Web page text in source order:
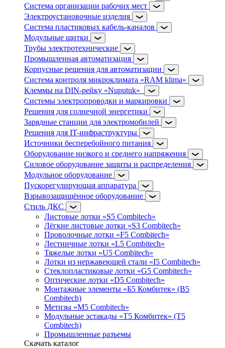
Система организации рабочих мест
Электроустановочные изделия
Система пластиковых кабель-каналов
Модульные щитки
Трубы электротехнические
Промышленная автоматизация
Корпусные решения для автоматизации
Система контроля микроклимата «RAM klima»
Клеммы на DIN-рейку «Nuputuk»
Системы электропроводки и маркировки
Решения для солнечной энергетики
Зарядные станции для электромобилей
Решения для IT-инфраструктуры
Источники бесперебойного питания
Оборудование низкого и среднего напряжения
Силовое оборудование защиты и распределения
Модульное оборудование
Пускорегулирующая аппаратура
Взрывозащищённое оборудование
Стиль ДКС
Листовые лотки «S5 Combitech»
Лёгкие листовые лотки «S3 Combitech»
Проволочные лотки «F5 Combitech»
Лестничные лотки «L5 Combitech»
Тяжелые лотки «U5 Combitech»
Лотки из нержавеющей стали «I5 Combitech»
Стеклопластиковые лотки «G5 Combitech»
Оптические лотки «D5 Combitech»
Монтажные элементы «Б5 Комбитек» (B5
Combitech)
Метизы «M5 Combitech»
Модульные эстакады «Т5 Комбитек» (T5
Combitech)
Промышленные разъемы
Скачать каталог